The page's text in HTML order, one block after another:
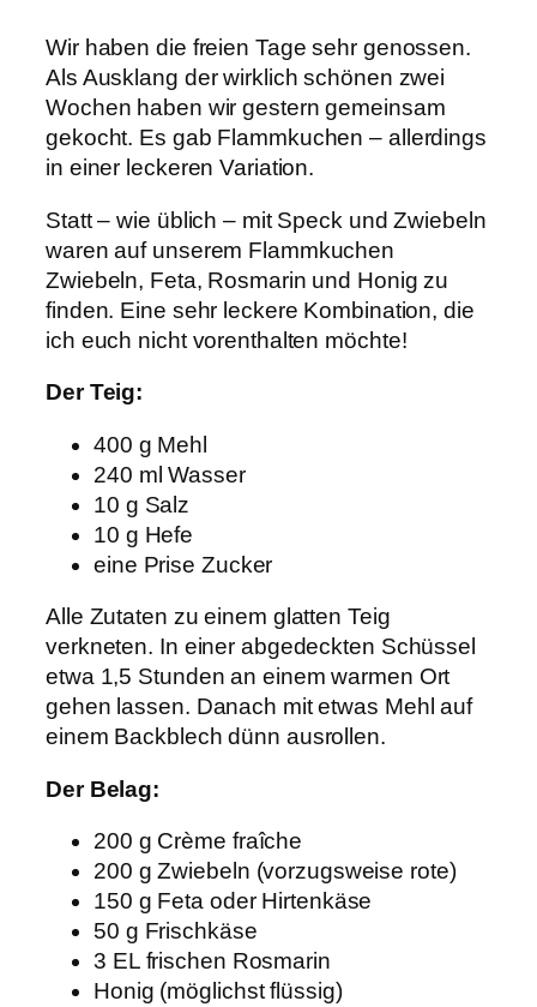
Wir haben die freien Tage sehr genossen.
Als Ausklang der wirklich schönen zwei
Wochen haben wir gestern gemeinsam
gekocht. Es gab Flammkuchen – allerdings
in einer leckeren Variation.
Statt – wie üblich – mit Speck und Zwiebeln
waren auf unserem Flammkuchen
Zwiebeln, Feta, Rosmarin und Honig zu
finden. Eine sehr leckere Kombination, die
ich euch nicht vorenthalten möchte!
Der Teig:
400 g Mehl
240 ml Wasser
10 g Salz
10 g Hefe
eine Prise Zucker
Alle Zutaten zu einem glatten Teig
verkneten. In einer abgedeckten Schüssel
etwa 1,5 Stunden an einem warmen Ort
gehen lassen. Danach mit etwas Mehl auf
einem Backblech dünn ausrollen.
Der Belag:
200 g Crème fraîche
200 g Zwiebeln (vorzugsweise rote)
150 g Feta oder Hirtenkäse
50 g Frischkäse
3 EL frischen Rosmarin
Honig (möglichst flüssig)